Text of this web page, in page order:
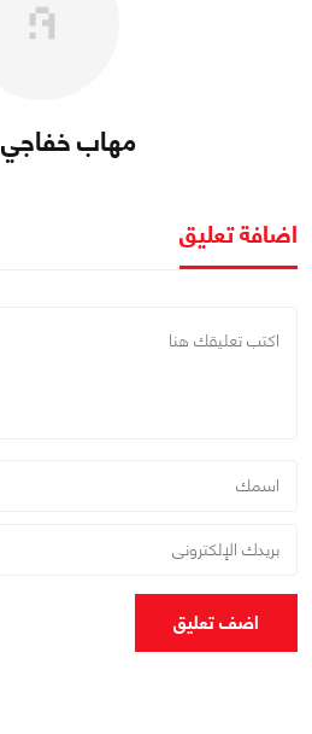
مهاب خفاجي
اضافة تعليق
اضف تعليق